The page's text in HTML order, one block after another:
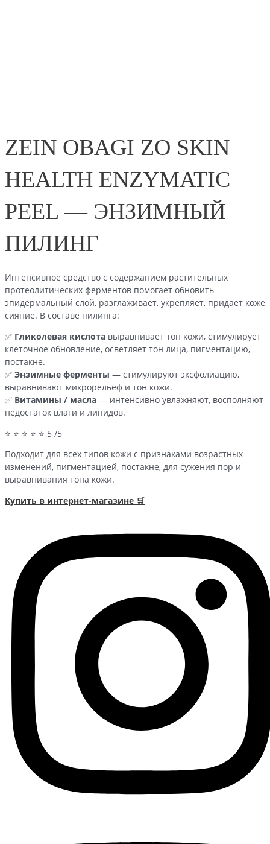
ZEIN OBAGI ZO SKIN
HEALTH ENZYMATIC
PEEL — ЭНЗИМНЫЙ
ПИЛИНГ
Интенсивное средство с содержанием растительных
протеолитических ферментов помогает обновить
эпидермальный слой, разглаживает, укрепляет, придает коже
сияние. В составе пилинга:
✅ Гликолевая кислота выравнивает тон кожи, стимулирует
клеточное обновление, осветляет тон лица, пигментацию,
постакне.
✅ Энзимные ферменты — стимулируют эксфолиацию,
выравнивают микрорельеф и тон кожи.
✅ Витамины / масла — интенсивно увлажняют, восполняют
недостаток влаги и липидов.
⭐ ⭐ ⭐ ⭐ ⭐ 5 /5
Подходит для всех типов кожи с признаками возрастных
изменений, пигментацией, постакне, для сужения пор и
выравнивания тона кожи.
Купить в интернет-магазине 🛒